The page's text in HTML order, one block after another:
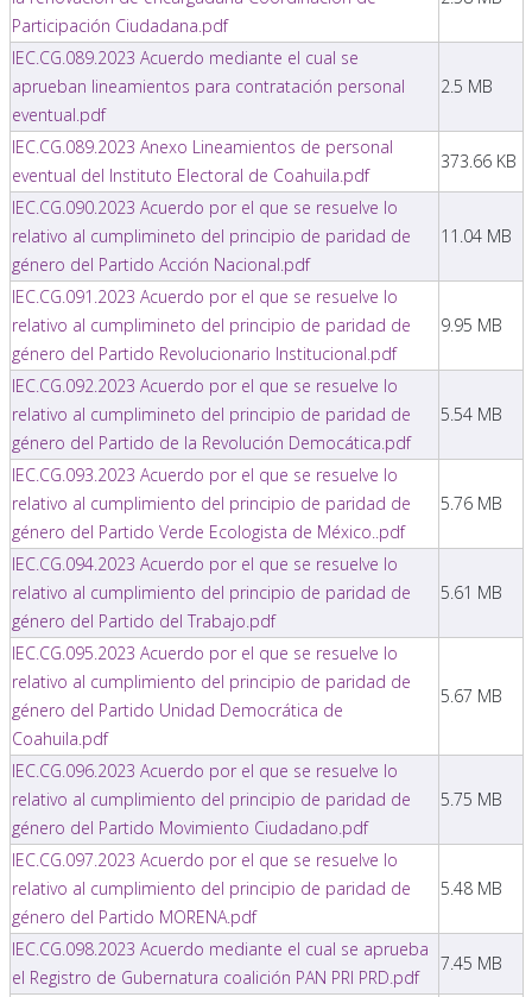
Participación Ciudadana.pdf
IEC.CG.089.2023 Acuerdo mediante el cual se
aprueban lineamientos para contratación personal
eventual.pdf
2.5 MB
IEC.CG.089.2023 Anexo Lineamientos de personal
eventual del Instituto Electoral de Coahuila.pdf
373.66 KB
IEC.CG.090.2023 Acuerdo por el que se resuelve lo
relativo al cumplimineto del principio de paridad de
género del Partido Acción Nacional.pdf
11.04 MB
IEC.CG.091.2023 Acuerdo por el que se resuelve lo
relativo al cumplimineto del principio de paridad de
género del Partido Revolucionario Institucional.pdf
9.95 MB
IEC.CG.092.2023 Acuerdo por el que se resuelve lo
relativo al cumplimineto del principio de paridad de
género del Partido de la Revolución Democática.pdf
5.54 MB
IEC.CG.093.2023 Acuerdo por el que se resuelve lo
relativo al cumplimiento del principio de paridad de
género del Partido Verde Ecologista de México..pdf
5.76 MB
IEC.CG.094.2023 Acuerdo por el que se resuelve lo
relativo al cumplimiento del principio de paridad de
género del Partido del Trabajo.pdf
5.61 MB
IEC.CG.095.2023 Acuerdo por el que se resuelve lo
relativo al cumplimiento del principio de paridad de
género del Partido Unidad Democrática de
Coahuila.pdf
5.67 MB
IEC.CG.096.2023 Acuerdo por el que se resuelve lo
relativo al cumplimiento del principio de paridad de
género del Partido Movimiento Ciudadano.pdf
5.75 MB
IEC.CG.097.2023 Acuerdo por el que se resuelve lo
relativo al cumplimiento del principio de paridad de
género del Partido MORENA.pdf
5.48 MB
IEC.CG.098.2023 Acuerdo mediante el cual se aprueba
el Registro de Gubernatura coalición PAN PRI PRD.pdf
7.45 MB